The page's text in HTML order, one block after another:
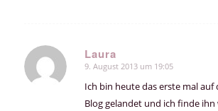
Laura
sagte:
9. August 2013 um 19:05
Ich bin heute das erste mal auf
Blog gelandet und ich finde ihn